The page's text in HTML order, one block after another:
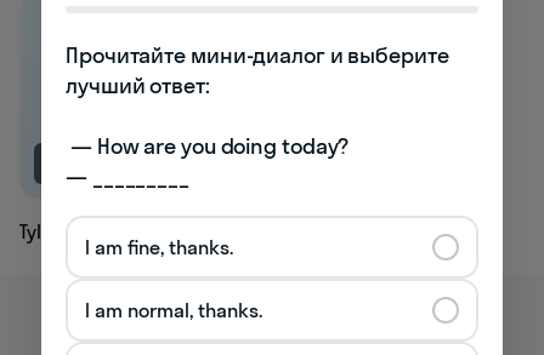
Tyle
Прочитайте мини-диалог и выберите
лучший ответ:
— _________
I am fine, thanks.
I am normal, thanks.